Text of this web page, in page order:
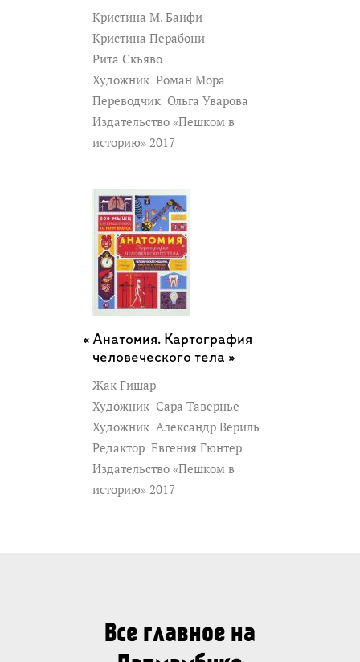
Кристина М. Банфи
Кристина Перабони
Рита Скьяво
Художник Роман Мора
Переводчик Ольга Уварова
Издательство «Пешком в
историю» 2017
Анатомия. Картография
человеческого тела »
Жак Гишар
Художник Сара Тавернье
Художник Александр Вериль
Редактор Евгения Гюнтер
Издательство «Пешком в
историю» 2017
Все главное на